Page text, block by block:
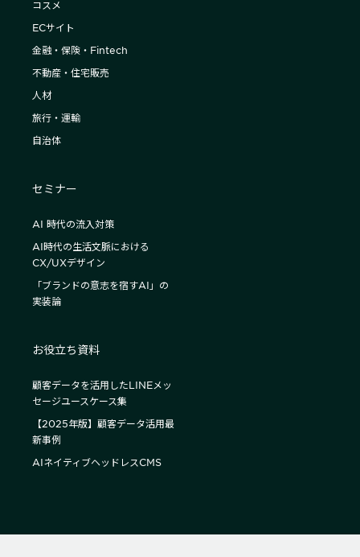
コスメ
ECサイト
金融・保険・Fintech
不動産・住宅販売
人材
旅行・運輸
自治体
セミナー
AI 時代の流入対策
AI時代の生活文脈における
CX/UXデザイン
「ブランドの意志を宿すAI」の
実装論
お役立ち資料
顧客データを活用したLINEメッ
セージユースケース集
【2025年版】顧客データ活用最
新事例
AIネイティブヘッドレスCMS